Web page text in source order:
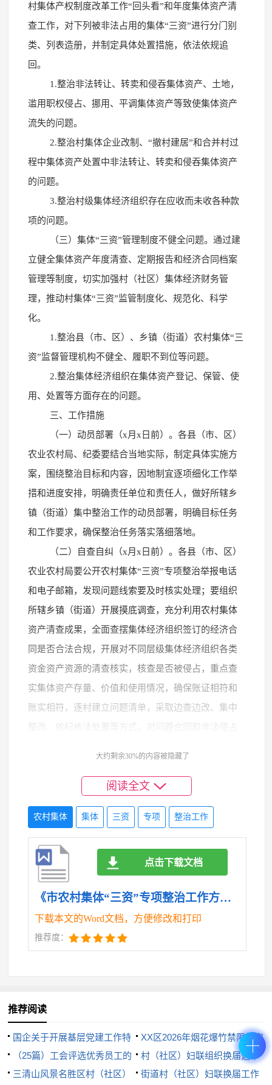
村集体产权制度改革工作“回头看”和年度集体资产清
查工作，对下列被非法占用的集体“三资”进行分门别
类、列表造册，并制定具体处置措施，依法依规追
回。
1.整治非法转让、转卖和侵吞集体资产、土地，
滥用职权侵占、挪用、平调集体资产等致使集体资产
流失的问题。
2.整治村集体企业改制、“撤村建居”和合并村过
程中集体资产处置中非法转让、转卖和侵吞集体资产
的问题。
3.整治村级集体经济组织存在应收而未收各种款
项的问题。
（三）集体“三资”管理制度不健全问题。通过建
立健全集体资产年度清查、定期报告和经济合同档案
管理等制度，切实加强村（社区）集体经济财务管
理，推动村集体“三资”监管制度化、规范化、科学
化。
1.整治县（市、区）、乡镇（街道）农村集体“三
资”监督管理机构不健全、履职不到位等问题。
2.整治集体经济组织在集体资产登记、保管、使
用、处置等方面存在的问题。
三、工作措施
（一）动员部署（x月x日前）。各县（市、区）
农业农村局、纪委要结合当地实际，制定具体实施方
案，围绕整治目标和内容，因地制宜逐项细化工作举
措和进度安排，明确责任单位和责任人，做好所辖乡
镇（街道）集中整治工作的动员部署，明确目标任务
和工作要求，确保整治任务落实落细落地。
（二）自查自纠（x月x日前）。各县（市、区）
农业农村局要公开农村集体“三资”专项整治举报电话
和电子邮箱，发现问题线索要及时核实处理；要组织
所辖乡镇（街道）开展摸底调查，充分利用农村集体
资产清查成果，全面查摆集体经济组织签订的经济合
同是否合法合规，开展对不同层级集体经济组织各类
资金资产资源的清查核实，核查是否被侵占，重点查
实集体资产存量、价值和使用情况，确保账证相符和
账实相符，逐村建立问题清单，采取边查边改、集中
公职人员及村干部违规违纪的问题线索，要及时移交
纪检监察机关处理。对主动查纠、整改到位的，视情
况按有关规定从轻或减轻处理；对查纠搞形式、走过
场，甚至拒不整改的，依规依法从严处理。各县
（市、区）农业农村局、纪委对辖区内自查自纠情况
进行汇总分析，于x月x日前将自查自纠报告及相关表
格报市农业农村局审核。
（三）联合督查（x月x日前）。由市、县纪委牵
头，联合市、县农业农村局组成督查组，对各县
道）选择1个行政村（社区）进行现场抽查。对自查自
纠走过场、发现问题偏少甚至“零报送”的乡镇（街
道）、行政村（社区）要列入重点督查范围。对专项
大约剩余30%的内容被隐藏了
阅读全文
农村集体 集体 三资 专项 整治工作
《市农村集体“三资”专项整治工作方案.doc》
下载本文的Word文档，方便修改和打印
推荐度：
点击下载文档
推荐阅读
国企关于开展基层党建工作特
色品牌创建活动实施方案
XX区2026年烟花爆竹禁限放安
全管理工作方案
（25篇）工会评选优秀员工的
方案
村（社区）妇联组织换届选举
工作实施方案
三清山风景名胜区村（社区） 街道村（社区）妇联换届工作